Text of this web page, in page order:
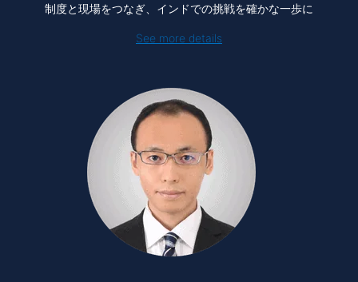
制度と現場をつなぎ、インドでの挑戦を確かな一歩に
See more details